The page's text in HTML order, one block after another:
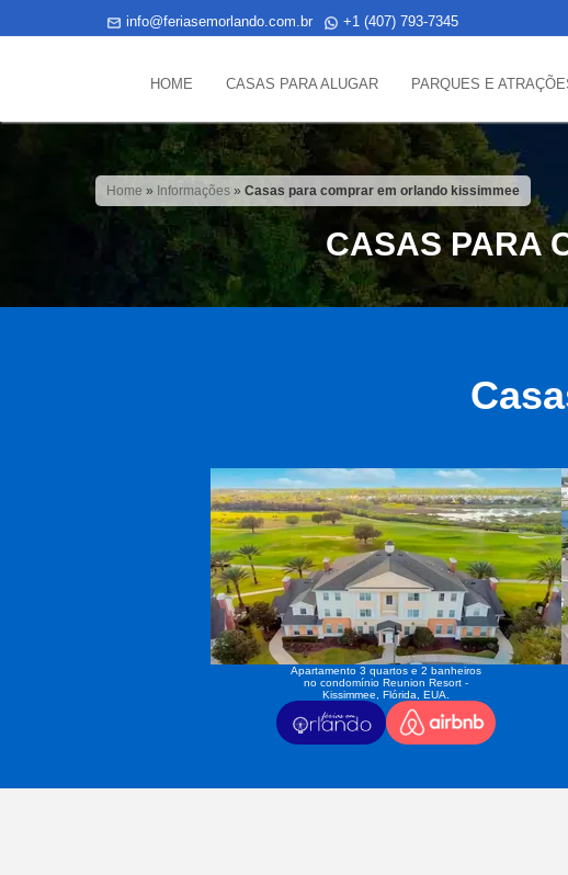
info@feriasemorlando.com.br +1 (407) 793-7345
HOME CASAS PARA ALUGAR PARQUES E
Home » Informações »Casas para comprar em orlando kissimmee
CASAS PARA
Apartamento 3 quartos e 2 banheiros
no condomínio Reunion Resort -
Kissimmee, Flórida, EUA.